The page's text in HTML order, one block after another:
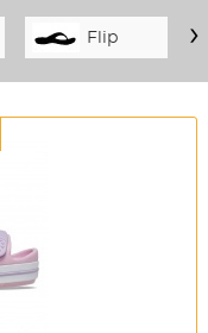
Flip ›